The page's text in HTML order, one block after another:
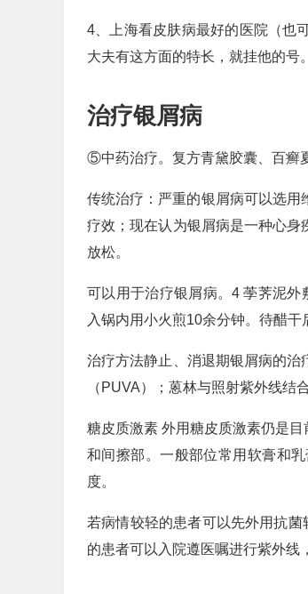
4、上海看皮肤病最好的医院（也
大夫有这方面的特长，就挂他的号。
治疗银屑病
⑤中药治疗。复方青黛胶囊、百癣
传统治疗：严重的银屑病可以选
疗效；现在认为银屑病是一种心身
放松。
可以用于治疗银屑病。4 荸荠泥
入锅内用小火煎10余分钟。待醋干
治疗方法静止、消退期银屑病的
（PUVA）；蒽林与照射紫外线结
糖皮质激素 外用糖皮质激素仍是
和间擦部。一般部位常用软膏和
度。
若病情较轻的患者可以先外用抗
的患者可以入院遵医嘱进行紫外线